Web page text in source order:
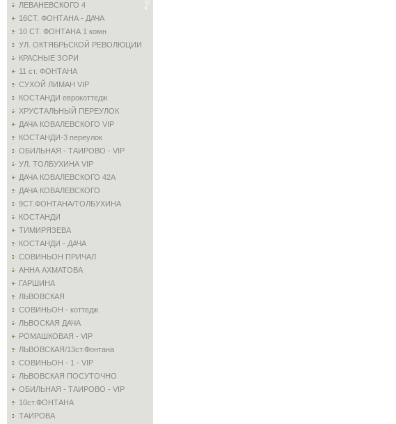
ЛЕВАНЕВСКОГО 4
16СТ. ФОНТАНА - ДАЧА
10 СТ. ФОНТАНА 1 комн
УЛ. ОКТЯБРЬСКОЙ РЕВОЛЮЦИИ
КРАСНЫЕ ЗОРИ
11 ст. ФОНТАНА
СУХОЙ ЛИМАН VIP
КОСТАНДИ еврокоттедж
ХРУСТАЛЬНЫЙ ПЕРЕУЛОК
ДАЧА КОВАЛЕВСКОГО VIP
КОСТАНДИ-3 переулок
ОБИЛЬНАЯ - ТАИРОВО - VIP
УЛ. ТОЛБУХИНА VIP
ДАЧА КОВАЛЕВСКОГО 42А
ДАЧА КОВАЛЕВСКОГО
9СТ.ФОНТАНА/ТОЛБУХИНА
КОСТАНДИ
ТИМИРЯЗЕВА
КОСТАНДИ - ДАЧА
СОВИНЬОН ПРИЧАЛ
АННА АХМАТОВА
ГАРШИНА
ЛЬВОВСКАЯ
СОВИНЬОН - коттедж
ЛЬВОСКАЯ ДАЧА
РОМАШКОВАЯ - VIP
ЛЬВОВСКАЯ/13ст.Фонтана
СОВИНЬОН - 1 - VIP
ЛЬВОВСКАЯ ПОСУТОЧНО
ОБИЛЬНАЯ - ТАИРОВО - VIP
10ст.ФОНТАНА
ТАИРОВА